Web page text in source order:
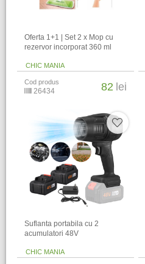
Oferta 1+1 | Set 2 x Mop cu
rezervor incorporat 360 ml
CHIC MANIA
Cod produs
26434 82 lei
Suflanta portabila cu 2
acumulatori 48V
CHIC MANIA